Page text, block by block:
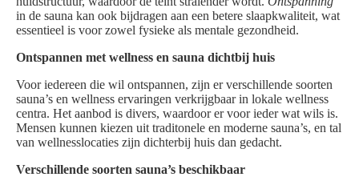
in de sauna kan ook bijdragen aan een betere slaapkwaliteit, wat
essentieel is voor zowel fysieke als mentale gezondheid.
Ontspannen met wellness en sauna dichtbij huis
Voor iedereen die wil ontspannen, zijn er verschillende soorten
sauna’s en wellness ervaringen verkrijgbaar in lokale wellness
centra. Het aanbod is divers, waardoor er voor ieder wat wils is.
Mensen kunnen kiezen uit traditonele en moderne sauna’s, en tal
van wellnesslocaties zijn dichterbij huis dan gedacht.
Verschillende soorten sauna’s beschikbaar